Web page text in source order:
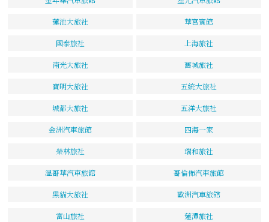
蓮池大旅社 華宮賓館
國泰旅社 上海旅社
南光大旅社 舊城旅社
寶明大旅社 五統大旅社
城都大旅社 五洋大旅社
金洲汽車旅館 四海一家
榮林旅社 瑞和旅社
溫哥華汽車旅館 哥倫佈汽車旅館
黑貓大旅社 歐洲汽車旅館
富山旅社 蓮潭旅社